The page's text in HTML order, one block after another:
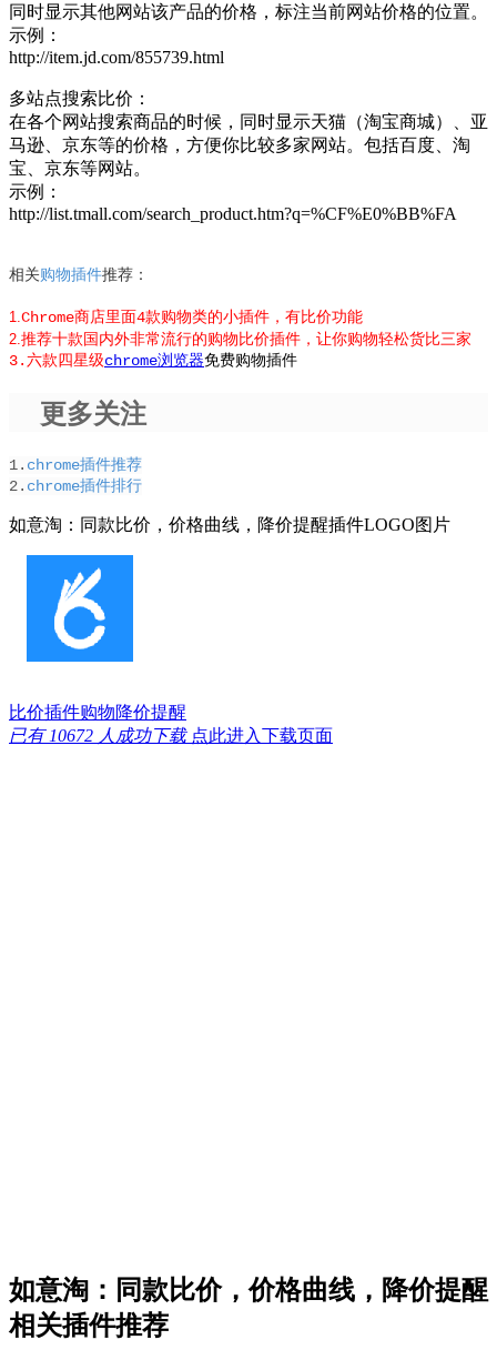
同时显示其他网站该产品的价格，标注当前网站价格的位置。
示例：
http://item.jd.com/855739.html
多站点搜索比价：
在各个网站搜索商品的时候，同时显示天猫（淘宝商城）、亚
马逊、京东等的价格，方便你比较多家网站。包括百度、淘
宝、京东等网站。
示例：
http://list.tmall.com/search_product.htm?q=%CF%E0%BB%FA
相关购物插件推荐：
1. Chrome商店里面4款购物类的小插件，有比价功能
2. 推荐十款国内外非常流行的购物比价插件，让你购物轻松货比三家
3.六款四星级chrome浏览器免费购物插件
更多关注
1. chrome插件推荐
2. chrome插件排行
如意淘：同款比价，价格曲线，降价提醒插件LOGO图片
比价插件购物降价提醒
已有 10672 人成功下载 点此进入下载页面
如意淘：同款比价，价格曲线，降价提醒
相关插件推荐